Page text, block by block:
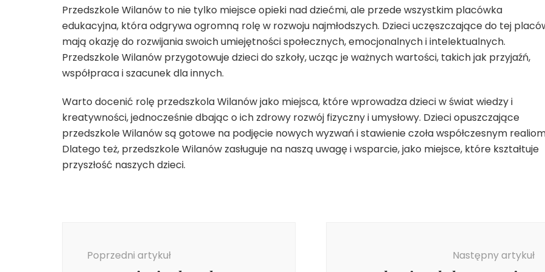
Przedszkole Wilanów to nie tylko miejsce opieki nad dziećmi, ale przede wszystkim placówka
edukacyjna, która odgrywa ogromną rolę w rozwoju najmłodszych. Dzieci uczęszczające do tej
mają okazję do rozwijania swoich umiejętności społecznych, emocjonalnych i intelektualnych.
Przedszkole Wilanów przygotowuje dzieci do szkoły, ucząc je ważnych wartości, takich jak przyjaźń,
współpraca i szacunek dla innych.
Warto docenić rolę przedszkola Wilanów jako miejsca, które wprowadza dzieci w świat wiedzy i
kreatywności, jednocześnie dbając o ich zdrowy rozwój fizyczny i umysłowy. Dzieci opuszczające
przedszkole Wilanów są gotowe na podjęcie nowych wyzwań i stawienie czoła współczesnym
Dlatego też, przedszkole Wilanów zasługuje na naszą uwagę i wsparcie, jako miejsce, które kształtuje
przyszłość naszych dzieci.
Poprzedni artykuł Następny artykuł